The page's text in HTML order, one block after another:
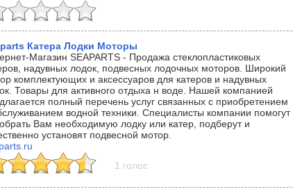
Катера Лодки Моторы
Магазин SEAPARTS - Продажа стеклопластиковых
надувных лодок, подвесных лодочных моторов. Широкий
комплектующих и аксессуаров для катеров и надувных
Товары для активного отдыха н воде. Нашей компанией
полный перечень услуг связанных с приобретением
водной техники. Специалисты компании помогут
Вам необходимую лодку или катер, подберут и
установят подвесной мотор.
1 голос